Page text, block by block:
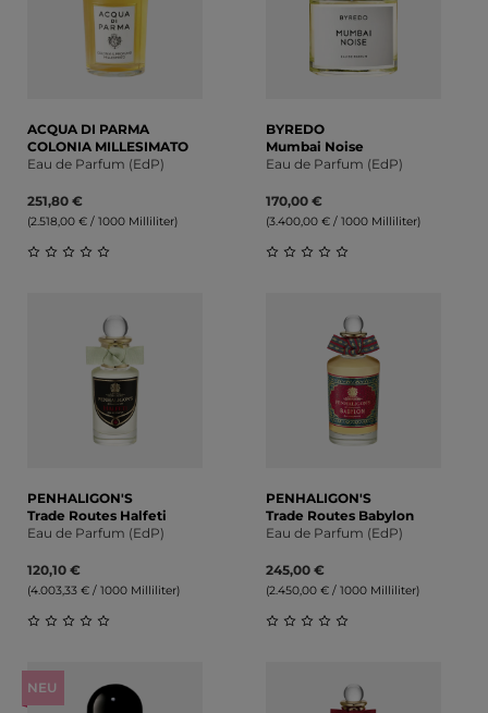
ACQUA DI PARMA
COLONIA MILLESIMATO
Eau de Parfum (EdP)
251,80 €
(2.518,00 € / 1000 Milliliter)
BYREDO
Mumbai Noise
Eau de Parfum (EdP)
170,00 €
(3.400,00 € / 1000 Milliliter)
PENHALIGON'S
Trade Routes Halfeti
Eau de Parfum (EdP)
120,10 €
(4.003,33 € / 1000 Milliliter)
PENHALIGON'S
Trade Routes Babylon
Eau de Parfum (EdP)
245,00 €
(2.450,00 € / 1000 Milliliter)
NEU